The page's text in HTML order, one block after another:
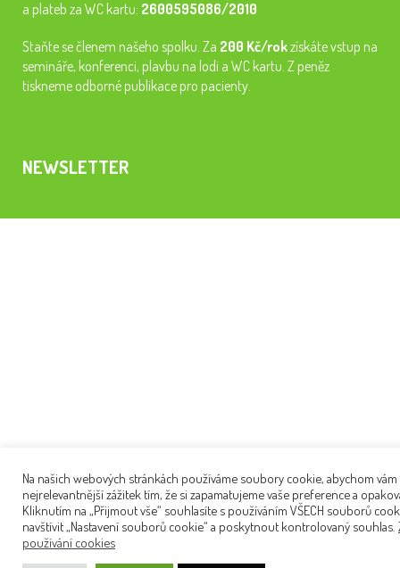
a plateb za WC kartu: 2600595086/2010
Staňte se členem našeho spolku. Za 200 Kč/rokzískáte vstup na
semináře, konferenci, plavbu na lodi a WC kartu. Z peněz
tiskneme odborné publikace pro pacienty.
NEWSLETTER
Na našich webových stránkách používáme soubory cookie, abychom
nejrelevantnější zážitek tím, že si zapamatujeme vaše preference a
Kliknutím na „Přijmout vše“ souhlasíte s používáním VŠECH souborů
navštívit „Nastavení souborů cookie“ a poskytnout kontrolovaný souhlas.
používání cookies